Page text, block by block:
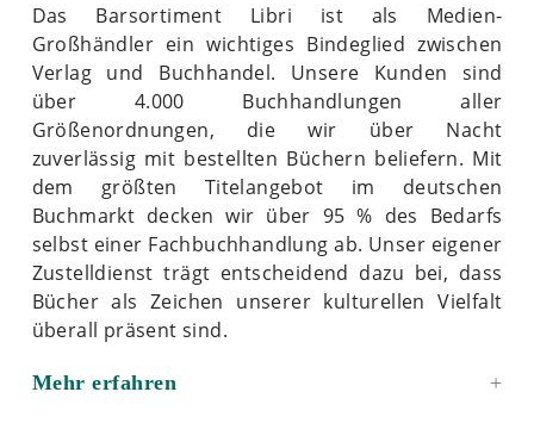
Das Barsortiment Libri ist als Medien-
Großhändler ein wichtiges Bindeglied zwischen
Verlag und Buchhandel. Unsere Kunden sind
über 4.000 Buchhandlungen aller
Größenordnungen, die wir über Nacht
zuverlässig mit bestellten Büchern beliefern. Mit
dem größten Titelangebot im deutschen
Buchmarkt decken wir über 95 % des Bedarfs
selbst einer Fachbuchhandlung ab. Unser eigener
Zustelldienst trägt entscheidend dazu bei, dass
Bücher als Zeichen unserer kulturellen Vielfalt
überall präsent sind.
Mehr erfahren